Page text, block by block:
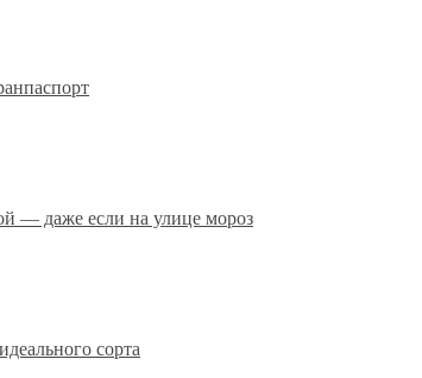
— даже если на улице мороз
сорта